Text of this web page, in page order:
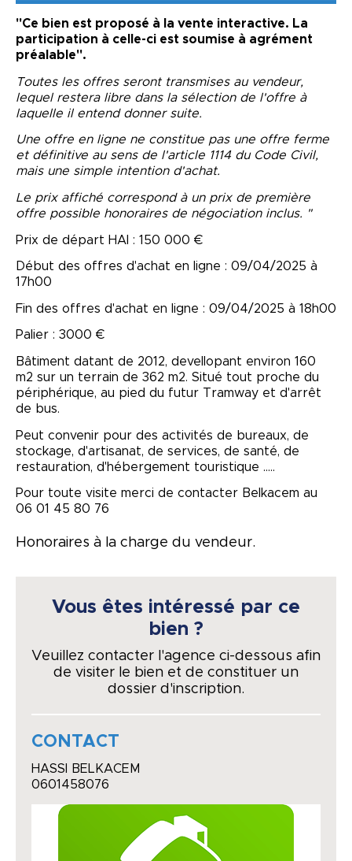
"Ce bien est proposé à la vente interactive. La
participation à celle-ci est soumise à agrément
préalable".
Toutes les offres seront transmises au vendeur,
lequel restera libre dans la sélection de l'offre à
laquelle il entend donner suite.
Une offre en ligne ne constitue pas une offre ferme
et définitive au sens de l'article 1114 du Code Civil,
mais une simple intention d'achat.
Le prix affiché correspond à un prix de première
offre possible honoraires de négociation inclus. "
Prix de départ HAI : 150 000 €
Début des offres d'achat en ligne : 09/04/2025 à
17h00
Fin des offres d'achat en ligne : 09/04/2025 à 18h00
Palier : 3000 €
Bâtiment datant de 2012, devellopant environ 160
m2 sur un terrain de 362 m2. Situé tout proche du
périphérique, au pied du futur Tramway et d'arrêt
de bus.
Peut convenir pour des activités de bureaux, de
stockage, d'artisanat, de services, de santé, de
restauration, d'hébergement touristique .....
Pour toute visite merci de contacter Belkacem au
06 01 45 80 76
Honoraires à la charge du vendeur.
Vous êtes intéressé par ce
bien ?
Veuillez contacter l'agence ci-dessous afin
de visiter le bien et de constituer un
dossier d'inscription.
CONTACT
HASSI BELKACEM
0601458076